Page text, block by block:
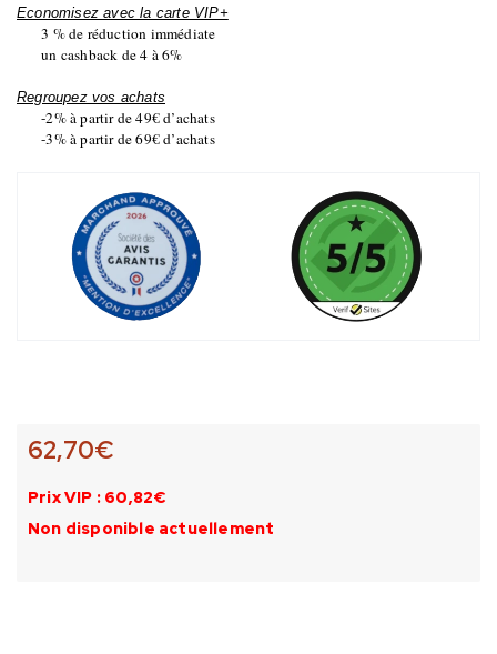
Economisez avec la carte VIP+
3 % de réduction immédiate
un cashback de 4 à 6%
Regroupez vos achats
-2% à partir de 49€ d’achats
-3% à partir de 69€ d’achats
62,70€
Prix VIP : 60,82€
Non disponible actuellement